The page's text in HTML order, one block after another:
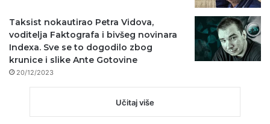
Taksist nokautirao Petra Vidova,
voditelja Faktografa i bivšeg novinara
Indexa. Sve se to dogodilo zbog
krunice i slike Ante Gotovine
20/12/2023
Učitaj više